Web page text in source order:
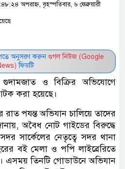
অপরাহ্ন, বৃহস্পতিবার, ৬ ফেব্রুয়ারী
অনুসরণ করুন গুগল নিউজ (Google
ফিডটি
ও বিক্রির অভিযোগে
করা হয়েছে।
পযন্ত অভিযান চালিয়ে তাদের
অবৈধ নোট গাইডের বিরুদ্ধে
সার্কেলের নেতৃত্বে সদর থানা
বই মেলা ও পপি লাইব্রেরিতে
এসময় তিনটি গোডাউনে অভিযান